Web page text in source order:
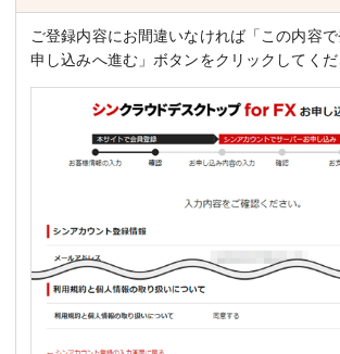
ご登録内容にお間違いなければ「この内容
申し込みへ進む」ボタンをクリックしてくだ